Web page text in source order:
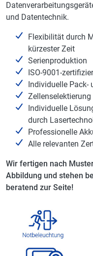
und Datentechnik.
Flexibilität durch
kürzester Zeit
Serienproduktion
ISO-9001-
Individuelle Pack-
Individuelle
durch
Professionelle
Alle relevanten
Wir fertigen nach
Abbildung und stehen
beratend zur Seite!